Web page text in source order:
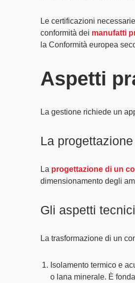
Le certificazioni
conformità dei manufatti
la Conformità europea
Aspetti
La gestione richiede un
La
La progettazione di un
dimensionamento degli
Gli aspetti
La trasformazione di un
Isolamento termico e
o lana minerale. È